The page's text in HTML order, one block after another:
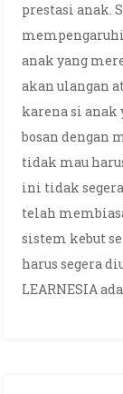
prestasi anak.
anak yang
akan ulangan
karena si anak
bosan dengan
tidak mau
ini tidak
telah
sistem kebut
harus segera
LEARNESIA